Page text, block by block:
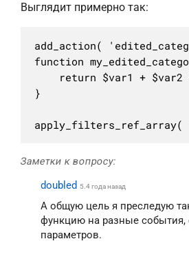
Выглядит примерно так:
add_action(
function
}
apply_filters_ref_array(
Заметки к вопросу:
doubled 5.4 года назад
А общую цель я преследую
функцию на разные события,
параметров.